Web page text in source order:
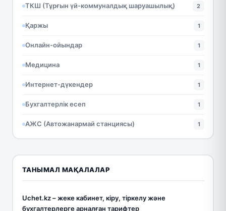
ТКШ (Тұрғын үй-коммуналдық шаруашылық) 2
Қаржы 1
Онлайн-ойындар 1
Медицина 1
Интернет-дүкендер 1
Бухгалтерлік есеп 1
АЖС (Автожанармай станциясы) 1
ТАНЫМАЛ МАҚАЛАЛАР
Uchet.kz – жеке кабинет, кіру, тіркелу және
бухгалтерлерге арналған тарифтер